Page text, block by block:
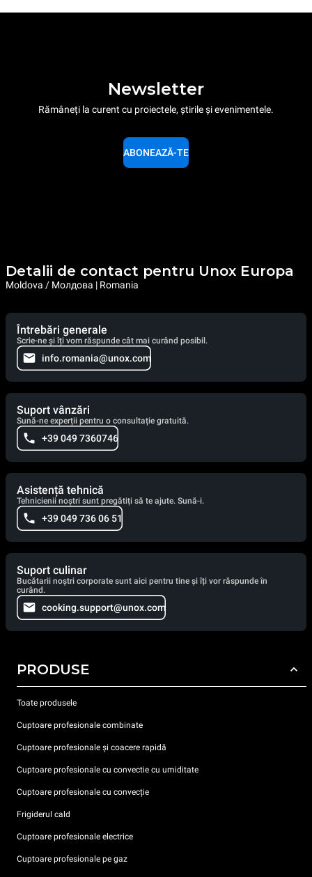
Newsletter
Rămâneți la curent cu proiectele, știrile și evenimentele.
ABONEAZĂ-TE
Detalii de contact pentru Unox Europa
Moldova / Молдова | Romania
Întrebări generale
Scrie-ne și îți vom răspunde cât mai curând posibil.
info.romania@unox.com
Suport vânzări
Sună-ne experții pentru o consultație gratuită.
+39 049 7360746
Asistență tehnică
Tehnicienii noștri sunt pregătiți să te ajute. Sună-i.
+39 049 736 06 51
Suport culinar
Bucătarii noștri corporate sunt aici pentru tine și îți vor răspunde în
curând.
cooking.support@unox.com
PRODUSE
Toate produsele
Cuptoare profesionale combinate
Cuptoare profesionale și coacere rapidă
Cuptoare profesionale cu convectie cu umiditate
Cuptoare profesionale cu convecție
Frigiderul cald
Cuptoare profesionale electrice
Cuptoare profesionale pe gaz